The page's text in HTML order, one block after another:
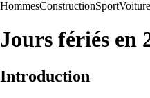
HommesConstructionSportVoiture
Jours fériés en
Introduction